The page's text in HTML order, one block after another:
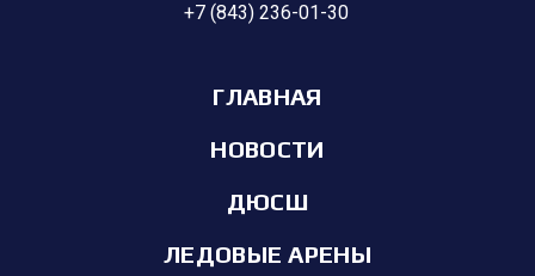
+7 (843) 236-01-30
ГЛАВНАЯ
НОВОСТИ
ДЮСШ
ЛЕДОВЫЕ АРЕНЫ